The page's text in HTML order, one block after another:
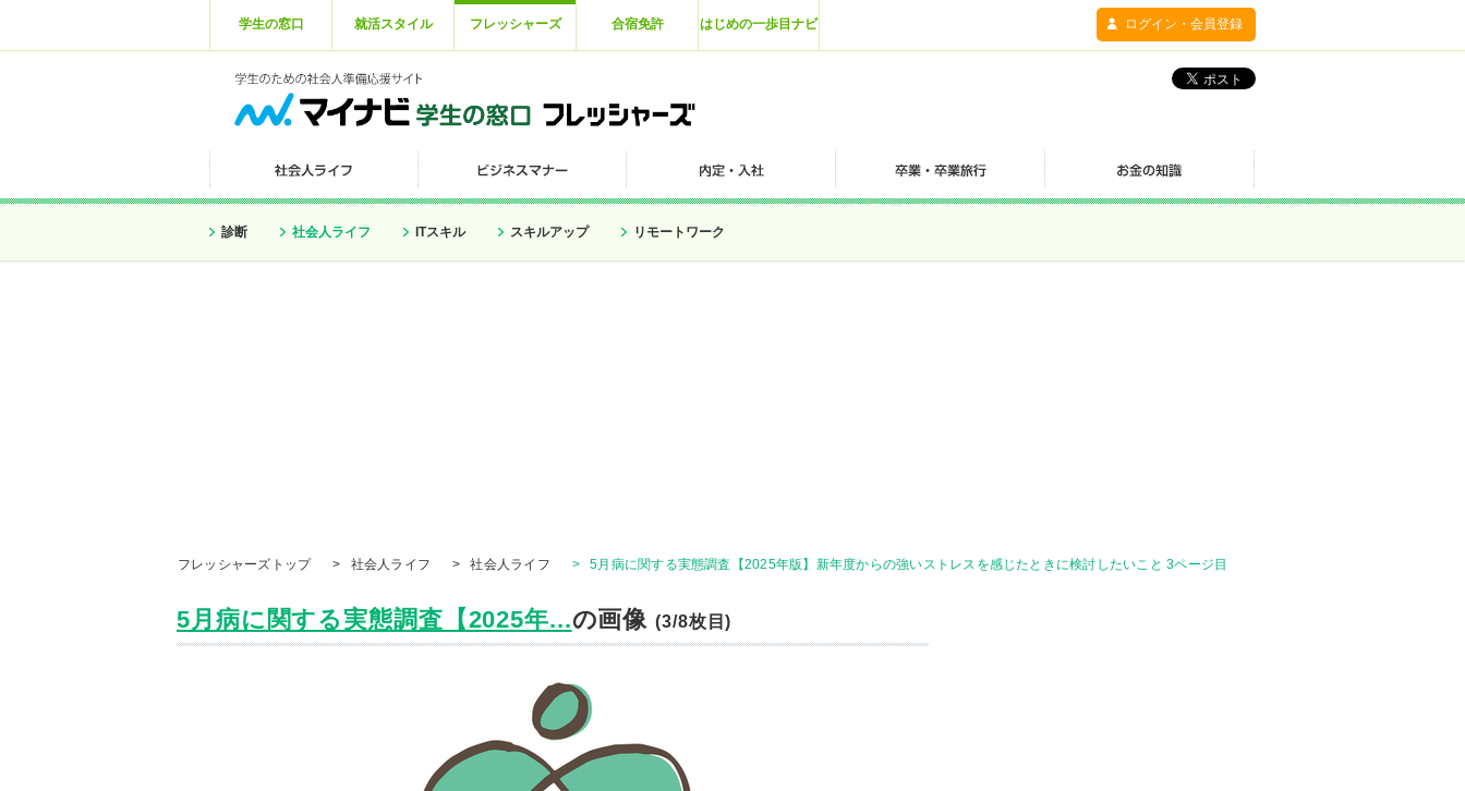
学生の窓口 就活スタイル フレッシャーズ 合宿免許 はじめの一歩目ナビ ログイン・会員登録
診断 社会人ライフ ITスキル スキルアップ リモートワーク
フレッシャーズトップ > 社会人ライフ > 社会人ライフ > 5月病に関する実態調査【2025年版】新年度からの強いストレスを感じたときに検討したいこと 3ページ目
5月病に関する実態調査【2025年...の画像(3/8枚目)